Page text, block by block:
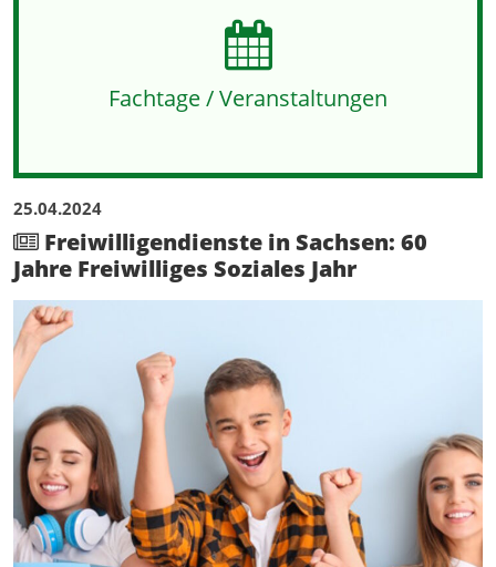
Fachtage / Veranstaltungen
Aktuelle Beiträge
25.04.2024
Freiwilligendienste in Sachsen: 60
Jahre Freiwilliges Soziales Jahr